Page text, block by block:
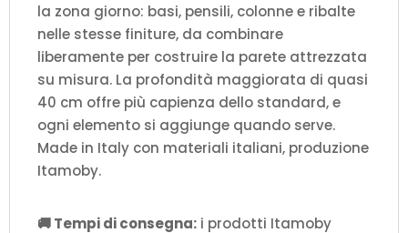
la zona giorno: basi, pensili, colonne e ribalte
nelle stesse finiture, da combinare
liberamente per costruire la parete attrezzata
su misura. La profondità maggiorata di quasi
40 cm offre più capienza dello standard, e
ogni elemento si aggiunge quando serve.
Made in Italy con materiali italiani, produzione
Itamoby.
🚚 Tempi di consegna: i prodotti Itamoby